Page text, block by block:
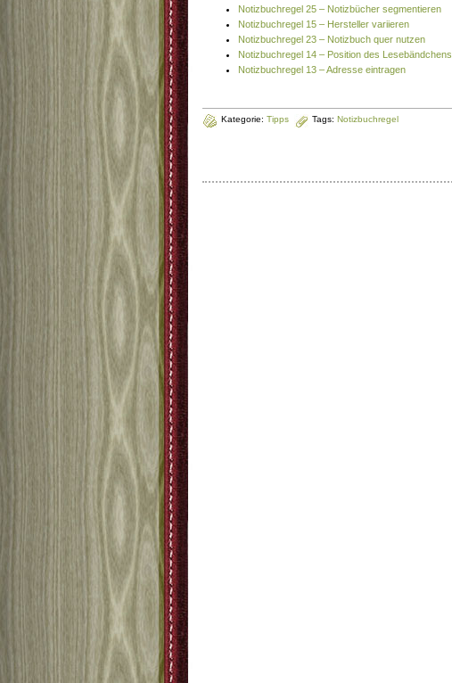
Notizbuchregel 25 – Notizbücher segmentieren
Notizbuchregel 15 – Hersteller variieren
Notizbuchregel 23 – Notizbuch quer nutzen
Notizbuchregel 14 – Position des Lesebändchens
Notizbuchregel 13 – Adresse eintragen
Kategorie: Tipps Tags: Notizbuchregel